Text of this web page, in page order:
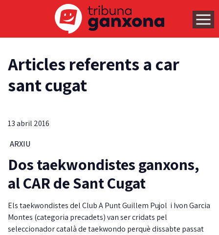
Articles referents a car
sant cugat
13 abril 2016
ARXIU
Dos taekwondistes ganxons,
al CAR de Sant Cugat
Els taekwondistes del Club A Punt Guillem Pujol i Ivon Garcia
Montes (categoria precadets) van ser cridats pel
seleccionador català de taekwondo perquè dissabte passat